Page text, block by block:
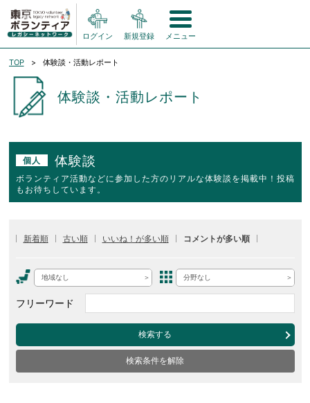
ログイン 新規登録 メニュー
TOP 体験談・活動レポート
体験談・活動レポート
個人 体験談
ボランティア活動などに参加した方のリアルな体験談を掲載中！投稿
もお待ちしています。
新着順 古い順 いいね！が多い順 コメントが多い順
地域なし 分野なし
フリーワード
検索する
検索条件を解除